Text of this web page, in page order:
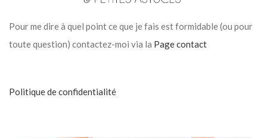
Pour me dire à quel point ce que je fais est formidable (ou pour
toute question) contactez-moi via la Page contact
Politique de confidentialité